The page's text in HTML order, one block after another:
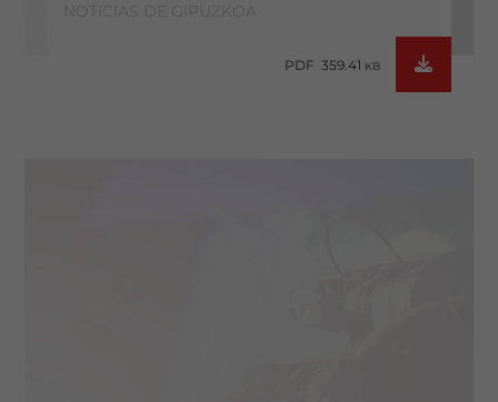
PDF 359.41 KB